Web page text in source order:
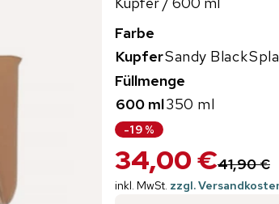
Farbe
KupferSandy Black
Füllmenge
600 ml350 ml
-19%
34,00 €41,90 €
inkl. MwSt. zzgl.